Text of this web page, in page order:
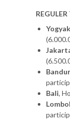
Bali,